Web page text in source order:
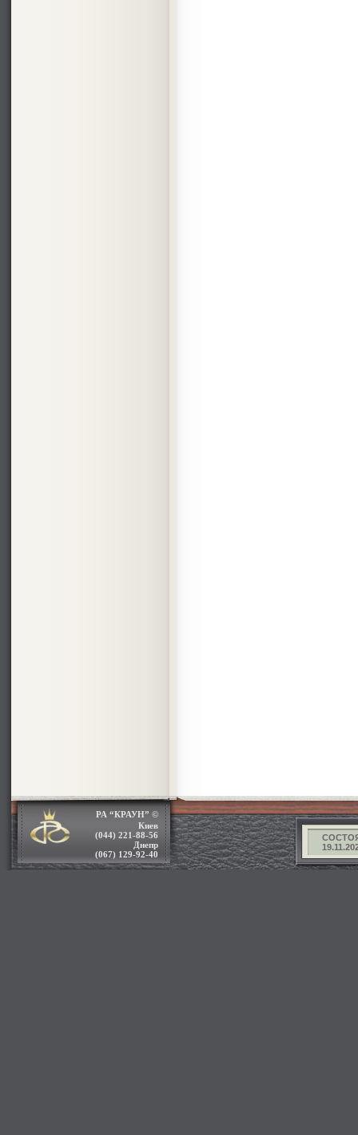
РА “КРАУН” ©
Киев
(044) 221-88-56
Днепр
(067) 129-92-40